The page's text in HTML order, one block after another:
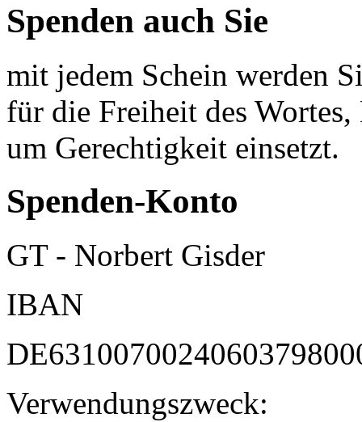
Spenden auch Sie
mit jedem Schein werden
für die Freiheit des
um Gerechtigkeit einsetzt.
Spenden-Konto
GT - Norbert Gisder
IBAN
Verwendungszweck: